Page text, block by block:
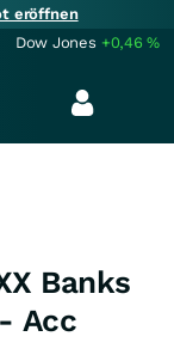
eröffnen
Dow Jones +0,46%
Banks
Acc